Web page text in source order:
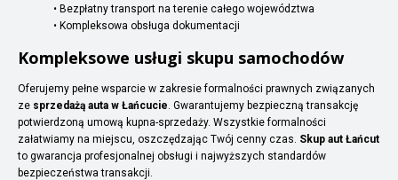
• Bezpłatny transport na terenie całego województwa
• Kompleksowa obsługa dokumentacji
Kompleksowe usługi skupu samochodów
Oferujemy pełne wsparcie w zakresie formalności prawnych związanych
ze sprzedażą auta w Łańcucie. Gwarantujemy bezpieczną transakcję
potwierdzoną umową kupna-sprzedaży. Wszystkie formalności
załatwiamy na miejscu, oszczędzając Twój cenny czas. Skup aut Łańcut
to gwarancja profesjonalnej obsługi i najwyższych standardów
bezpieczeństwa transakcji.